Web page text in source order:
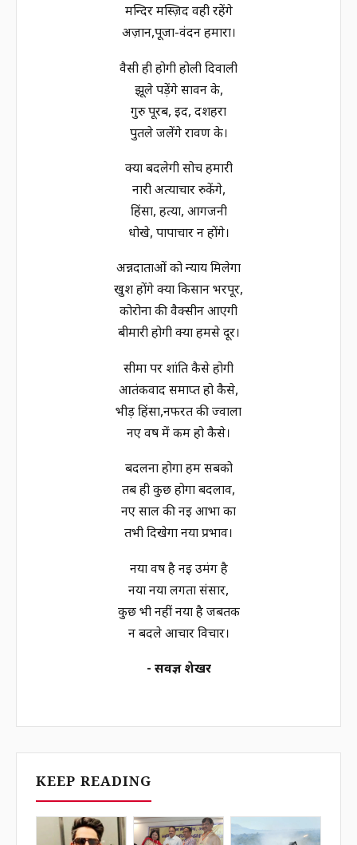
मन्दिर मस्ज़िद वही रहेंगे
अज़ान,पूजा-वंदन हमारा।
वैसी ही होगी होली दिवाली
झूले पड़ेंगे सावन के,
गुरु पूरब, ईद, दशहरा
पुतले जलेंगे रावण के।
क्या बदलेगी सोच हमारी
नारी अत्याचार रुकेंगे,
हिंसा, हत्या, आगजनी
धोखे, पापाचार न होंगे।
अन्नदाताओं को न्याय मिलेगा
खुश होंगे क्या किसान भरपूर,
कोरोना की वैक्सीन आएगी
बीमारी होगी क्या हमसे दूर।
सीमा पर शांति कैसे होगी
आतंकवाद समाप्त हो कैसे,
भीड़ हिंसा,नफरत की ज्वाला
नए वर्ष में कम हो कैसे।
बदलना होगा हम सबको
तब ही कुछ होगा बदलाव,
नए साल की नई आभा का
तभी दिखेगा नया प्रभाव।
नया वर्ष है नई उमंग है
नया नया लगता संसार,
कुछ भी नहीं नया है जबतक
न बदले आचार विचार।
- सर्वज्ञ शेखर
KEEP READING